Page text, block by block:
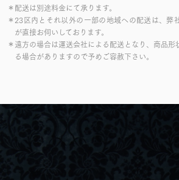
＊配送は別途料金にて承ります。
＊23区内とそれ以外の一部の地域への配送は、弊
が直接お伺いしております。
＊遠方の場合は運送会社による配送となり、商品形
る場合がありますので予めご容赦下さい。